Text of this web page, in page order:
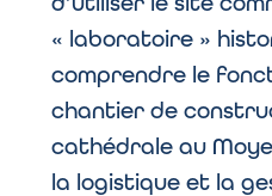
« laboratoire »
comprendre le
chantier de
cathédrale au
la logistique et la